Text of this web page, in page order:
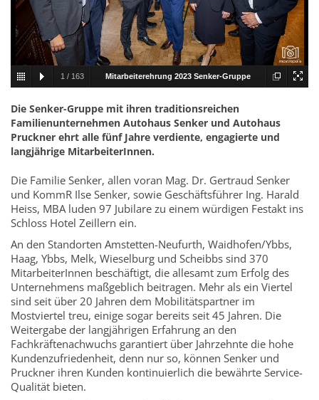
1 / 163 Mitarbeiterehrung 2023 Senker-Gruppe
Die Senker-Gruppe mit ihren traditionsreichen
Familienunternehmen Autohaus Senker und Autohaus
Pruckner ehrt alle fünf Jahre verdiente, engagierte und
langjährige MitarbeiterInnen.
Die Familie Senker, allen voran Mag. Dr. Gertraud Senker
und KommR Ilse Senker, sowie Geschäftsführer Ing. Harald
Heiss, MBA luden 97 Jubilare zu einem würdigen Festakt ins
Schloss Hotel Zeillern ein.
An den Standorten Amstetten-Neufurth, Waidhofen/Ybbs,
Haag, Ybbs, Melk, Wieselburg und Scheibbs sind 370
MitarbeiterInnen beschäftigt, die allesamt zum Erfolg des
Unternehmens maßgeblich beitragen. Mehr als ein Viertel
sind seit über 20 Jahren dem Mobilitätspartner im
Mostviertel treu, einige sogar bereits seit 45 Jahren. Die
Weitergabe der langjährigen Erfahrung an den
Fachkräftenachwuchs garantiert über Jahrzehnte die hohe
Kundenzufriedenheit, denn nur so, können Senker und
Pruckner ihren Kunden kontinuierlich die bewährte Service-
Qualität bieten.